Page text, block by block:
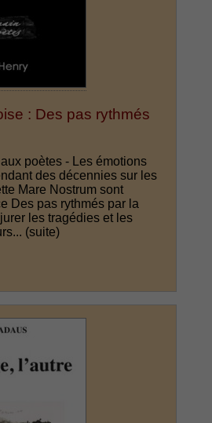
: Des pas rythmés
poètes - Les émotions
des décennies sur les
Mare Nostrum sont
Des pas rythmés par la
les tragédies et les
(suite)